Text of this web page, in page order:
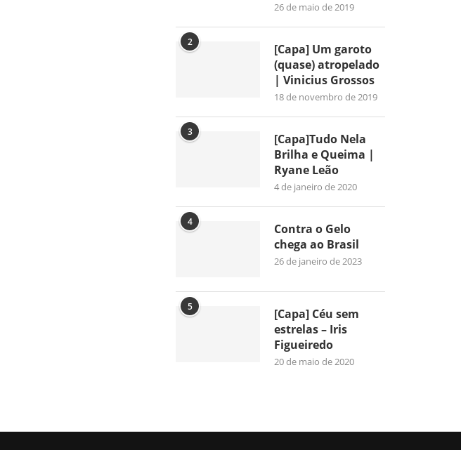
26 de maio de 2019
2
[Capa] Um garoto
(quase) atropelado
| Vinicius Grossos
18 de novembro de 2019
3
[Capa]Tudo Nela
Brilha e Queima |
Ryane Leão
4 de janeiro de 2020
4
Contra o Gelo
chega ao Brasil
26 de janeiro de 2023
5
[Capa] Céu sem
estrelas – Iris
Figueiredo
20 de maio de 2020